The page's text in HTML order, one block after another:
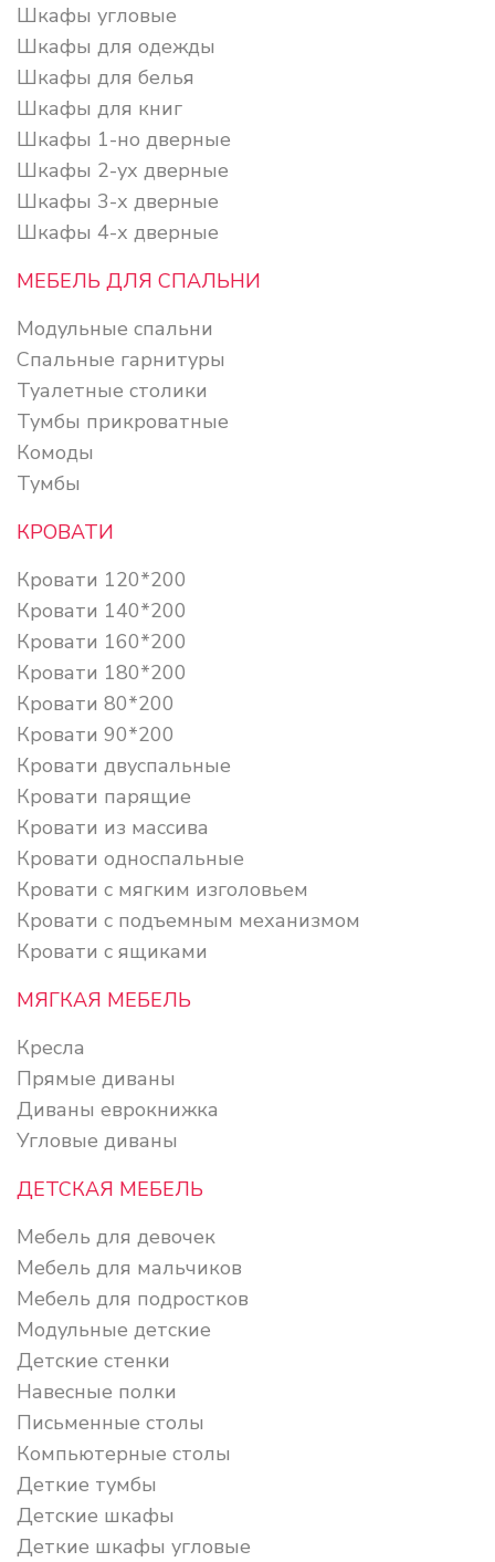
Шкафы угловые
Шкафы для одежды
Шкафы для белья
Шкафы для книг
Шкафы 1-но дверные
Шкафы 2-ух дверные
Шкафы 3-х дверные
Шкафы 4-х дверные
МЕБЕЛЬ ДЛЯ СПАЛЬНИ
Модульные спальни
Спальные гарнитуры
Туалетные столики
Тумбы прикроватные
Комоды
Тумбы
КРОВАТИ
Кровати 120*200
Кровати 140*200
Кровати 160*200
Кровати 180*200
Кровати 80*200
Кровати 90*200
Кровати двуспальные
Кровати парящие
Кровати из массива
Кровати односпальные
Кровати с мягким изголовьем
Кровати с подъемным механизмом
Кровати с ящиками
МЯГКАЯ МЕБЕЛЬ
Кресла
Прямые диваны
Диваны еврокнижка
Угловые диваны
ДЕТСКАЯ МЕБЕЛЬ
Мебель для девочек
Мебель для мальчиков
Мебель для подростков
Модульные детские
Детские стенки
Навесные полки
Письменные столы
Компьютерные столы
Деткие тумбы
Детские шкафы
Деткие шкафы угловые